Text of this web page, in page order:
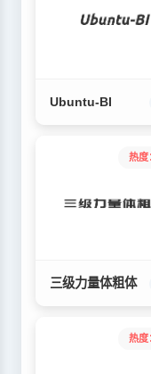
Ubuntu-BI
热度
三级力量体粗体
热度